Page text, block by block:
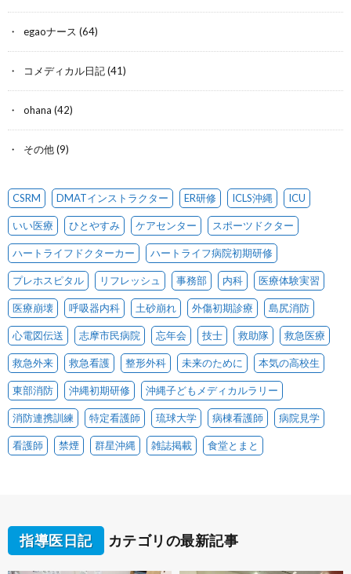
egaoナース (64)
コメディカル日記(41)
ohana (42)
その他(9)
CSRM DMATインストラクター ER研修 ICLS沖縄 ICU
いい医療 ひとやすみ ケアセンター スポーツドクター
ハートライフドクターカー ハートライフ病院初期研修
プレホスピタル リフレッシュ 事務部 内科 医療体験実習
医療崩壊 呼吸器内科 土砂崩れ 外傷初期診療 島尻消防
心電図伝送 志摩市民病院 忘年会 技士 救助隊 救急医療
救急外来 救急看護 整形外科 未来のために 本気の高校生
東部消防 沖縄初期研修 沖縄子どもメディカルラリー
消防連携訓練 特定看護師 琉球大学 病棟看護師 病院見学
看護師 禁煙 群星沖縄 雑誌掲載 食堂とまと
指導医日記 カテゴリの最新記事